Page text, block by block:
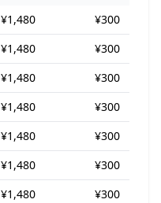
¥1,480
¥300
¥1,480
¥300
¥1,480
¥300
¥1,480
¥300
¥1,480
¥300
¥1,480
¥300
¥1,480
¥300